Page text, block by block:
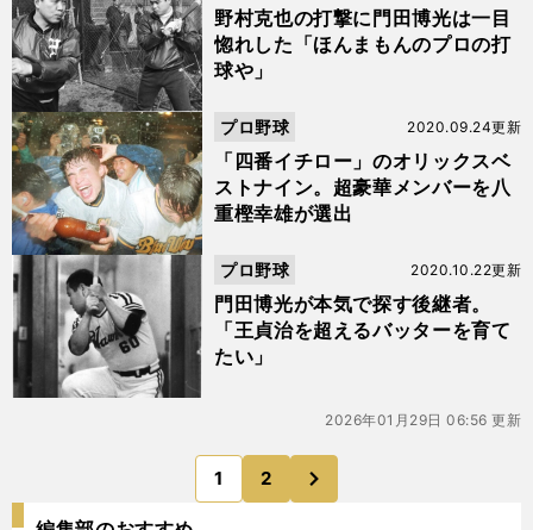
野村克也の打撃に門田博光は一目
惚れした「ほんまもんのプロの打
球や」
「四番イチロー」のオリックスベ
ストナイン。超豪華メンバーを八
重樫幸雄が選出
2020.09.24更新
プロ野球
門田博光が本気で探す後継者。
「王貞治を超えるバッターを育て
たい」
2020.10.22更新
プロ野球
2026年01月29日 06:56 更新
1 2